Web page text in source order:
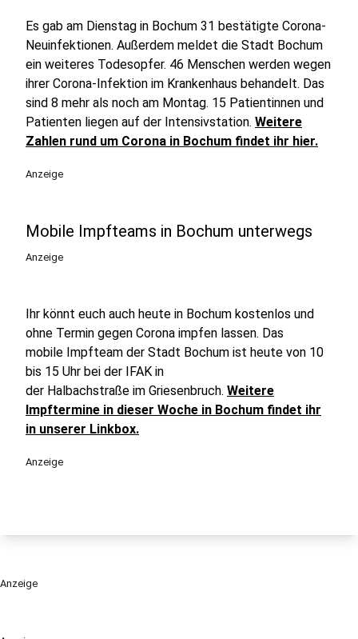
Es gab am Dienstag in Bochum 31 bestätigte Corona-
Neuinfektionen. Außerdem meldet die Stadt Bochum
ein weiteres Todesopfer. 46 Menschen werden wegen
ihrer Corona-Infektion im Krankenhaus behandelt. Das
sind 8 mehr als noch am Montag. 15 Patientinnen und
Patienten liegen auf der Intensivstation. Weitere
Zahlen rund um Corona in Bochum findet ihr hier.
Anzeige
Mobile Impfteams in Bochum unterwegs
Anzeige
Ihr könnt euch auch heute in Bochum kostenlos und
ohne Termin gegen Corona impfen lassen. Das
mobile Impfteam der Stadt Bochum ist heute von 10
bis 15 Uhr bei der IFAK in
der Halbachstraße im Griesenbruch. Weitere
Impftermine in dieser Woche in Bochum findet ihr
in unserer Linkbox.
Anzeige
Anzeige